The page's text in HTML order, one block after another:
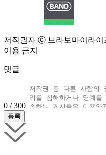
저작권자 ⓒ 브라보마이라이
이용 금지
댓글
0 / 300